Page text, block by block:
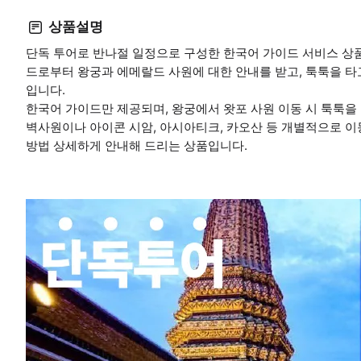
상품설명
단독 투어로 반나절 일정으로 구성한 한국어 가이드 서비스
드로부터 왕궁과 에메랄드 사원에 대한 안내를 받고, 툭툭을
입니다.
한국어 가이드만 제공되며, 왕궁에서 왓포 사원 이동 시 툭툭
벽사원이나 아이콘 시암, 아시아티크, 카오산 등 개별적으로
방법 상세하게 안내해 드리는 상품입니다.